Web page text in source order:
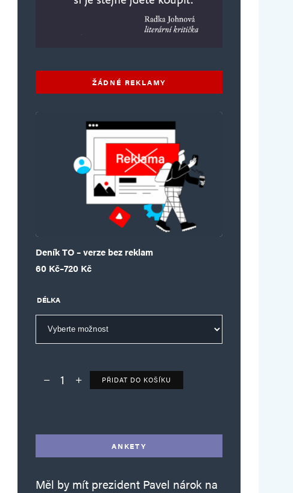
ŽÁDNÉ REKLAMY
Deník TO – verze bez reklam
60 Kč–720 Kč
Rozpětí cen: 60 Kč až 720 Kč
DÉLKA
Deník TO – verze bez reklam množství
PŘIDAT DO KOŠÍKU
ANKETY
Měl by mít prezident Pavel nárok na